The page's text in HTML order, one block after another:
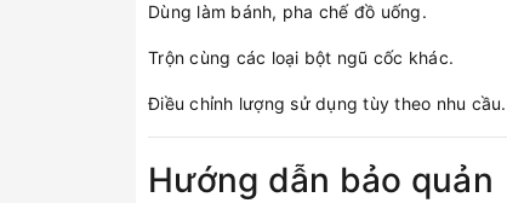
Dùng làm bánh, pha chế đồ uống.
Trộn cùng các loại bột ngũ cốc khác.
Điều chỉnh lượng sử dụng tùy theo nhu cầu.
Hướng dẫn bảo quản